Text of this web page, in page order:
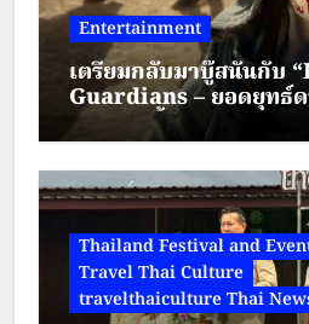
Entertainment
เตรียมกลับมาบู๊สนั่นกับ
Guardians – ยอดยุทธ์
สิงหาคมนี้ทาง True
Thailand Festival and
Travel Thai Culture
travelthaiculture Thai